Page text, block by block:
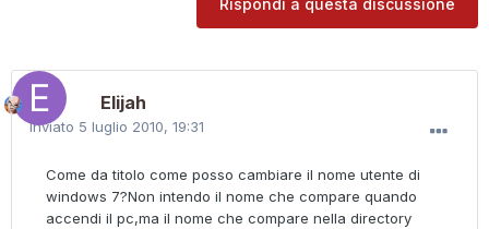
Rispondi a questa discussione
Elijah
Inviato 5 luglio 2010, 19:31
Come da titolo come posso cambiare il nome utente di
windows 7?Non intendo il nome che compare quando
accendi il pc,ma il nome che compare nella directory